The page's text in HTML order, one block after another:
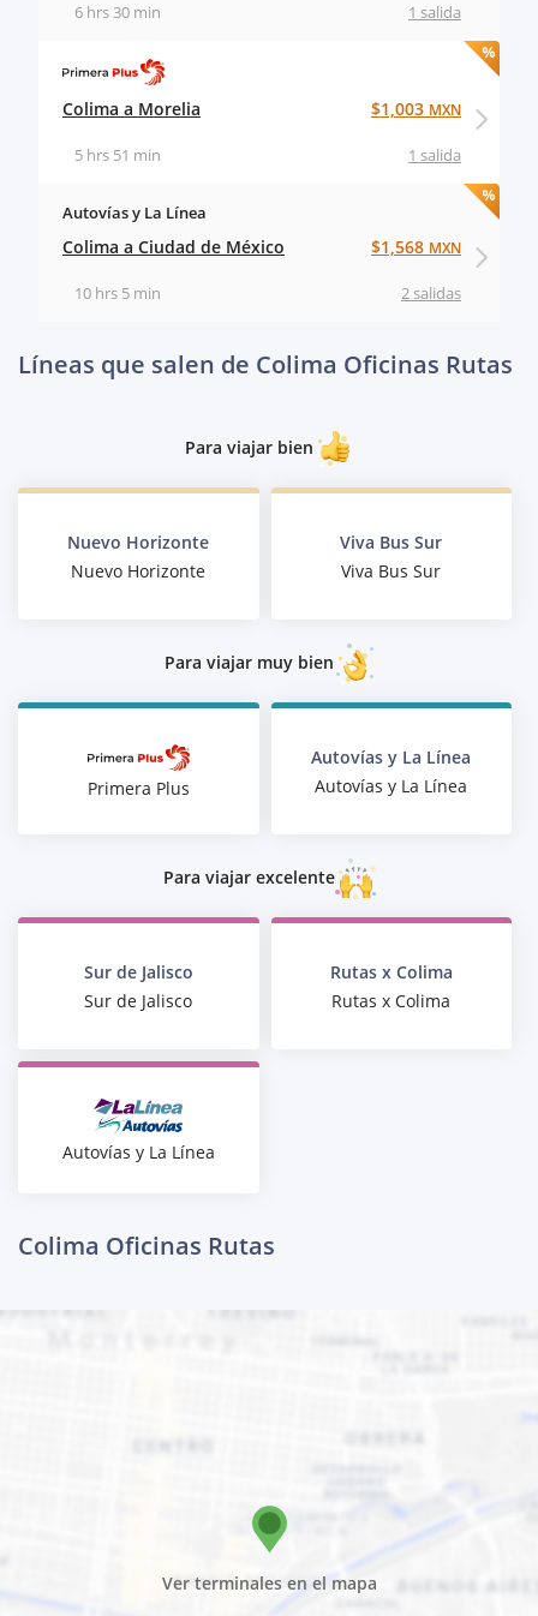
1 salida
6 hrs 30 min
Colima a Morelia
1 salida
5 hrs 51 min
$1,003 MXN
Autovías y La Línea
Colima a Ciudad de México
2 salidas
10 hrs 5 min
$1,568 MXN
Líneas que salen de Colima Oficinas Rutas
Para viajar bien
Nuevo Horizonte
Nuevo Horizonte
Viva Bus Sur
Viva Bus Sur
Para viajar muy bien
Primera Plus
Autovías y La Línea
Autovías y La Línea
Para viajar excelente
Sur de Jalisco
Sur de Jalisco
Rutas x Colima
Rutas x Colima
Autovías y La Línea
Colima Oficinas Rutas
Ver terminales en el mapa